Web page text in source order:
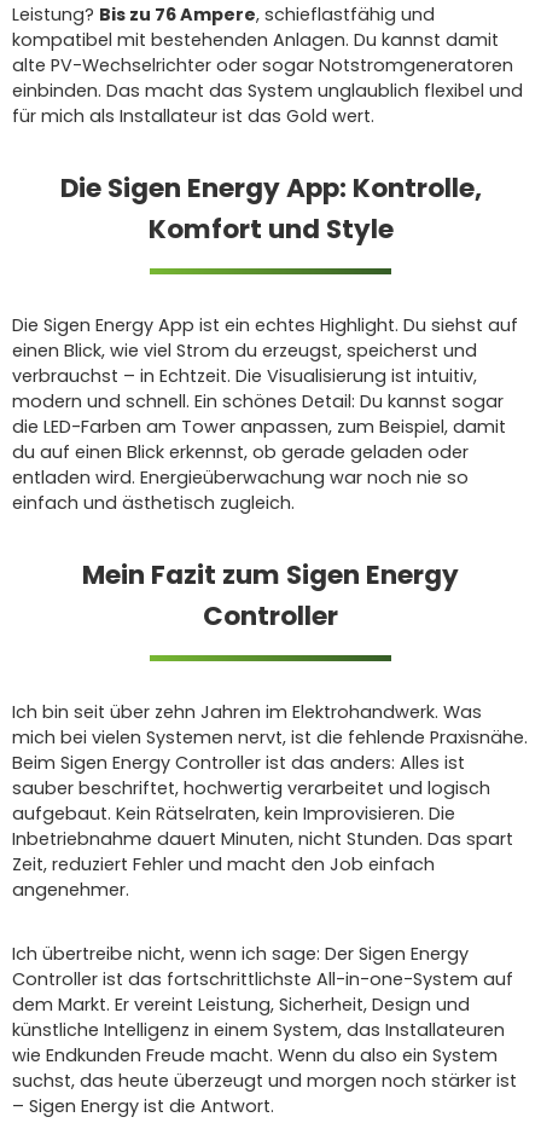
Leistung? Bis zu 76 Ampere, schieflastfähig und
kompatibel mit bestehenden Anlagen. Du kannst damit
alte PV-Wechselrichter oder sogar Notstromgeneratoren
einbinden. Das macht das System unglaublich flexibel und
für mich als Installateur ist das Gold wert.
Die Sigen Energy App: Kontrolle,
Komfort und Style
Die Sigen Energy App ist ein echtes Highlight. Du siehst auf
einen Blick, wie viel Strom du erzeugst, speicherst und
verbrauchst – in Echtzeit. Die Visualisierung ist intuitiv,
modern und schnell. Ein schönes Detail: Du kannst sogar
die LED-Farben am Tower anpassen, zum Beispiel, damit
du auf einen Blick erkennst, ob gerade geladen oder
entladen wird. Energieüberwachung war noch nie so
einfach und ästhetisch zugleich.
Mein Fazit zum Sigen Energy
Controller
Ich bin seit über zehn Jahren im Elektrohandwerk. Was
mich bei vielen Systemen nervt, ist die fehlende Praxisnähe.
Beim Sigen Energy Controller ist das anders: Alles ist
sauber beschriftet, hochwertig verarbeitet und logisch
aufgebaut. Kein Rätselraten, kein Improvisieren. Die
Inbetriebnahme dauert Minuten, nicht Stunden. Das spart
Zeit, reduziert Fehler und macht den Job einfach
angenehmer.
Ich übertreibe nicht, wenn ich sage: Der Sigen Energy
Controller ist das fortschrittlichste All-in-one-System auf
dem Markt. Er vereint Leistung, Sicherheit, Design und
künstliche Intelligenz in einem System, das Installateuren
wie Endkunden Freude macht. Wenn du also ein System
suchst, das heute überzeugt und morgen noch stärker ist
– Sigen Energy ist die Antwort.